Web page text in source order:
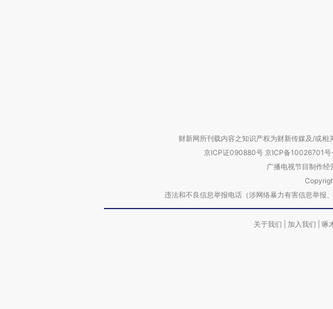
财新网所刊载内容之知识产权为财新传媒及/或相
京ICP证090880号 京ICP备10026701
广播电视节目制作
违法和不良信息举报电话（涉网络暴力有害信息举
关于我们 加入我们 啄